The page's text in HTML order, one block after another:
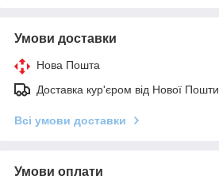
Умови доставки
Нова Пошта
Доставка кур'єром від Нової Пошти
Всі умови доставки
Умови оплати